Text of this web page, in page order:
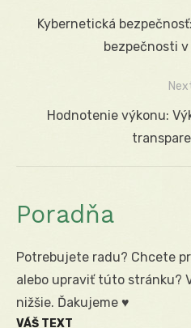
Navigácia
Previous
Kybernetická
bezpečnosti
NextHodnotenie výkonu:
Poradňa
Potrebujete radu? Chcete
alebo upraviť túto stránku?
nižšie. Ďakujeme ♥
VÁŠ TEXT